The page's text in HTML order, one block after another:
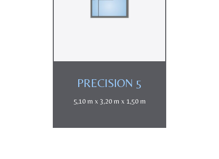
PRECISION 5
5,10 m x 3,20 m x 1,50 m